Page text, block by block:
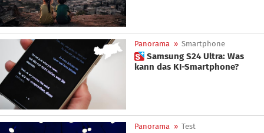
Panorama » Smartphone
 Samsung S24 Ultra: Was
kann das KI-Smartphone?
Panorama » Test